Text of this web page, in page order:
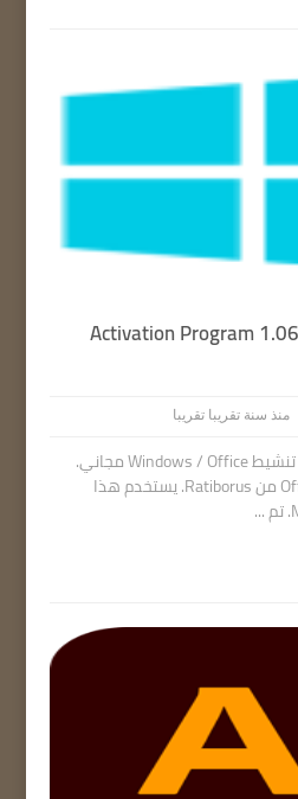
Activation Program
منذ سنة تقريبا تقريبا
برنامج التنشيط هو برنامج تنشيط Windows / Office مجاني.
أداة تنشيط Windows و Office من Ratiborus. يستخدم هذا